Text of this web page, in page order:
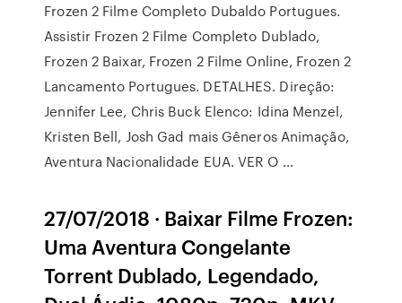
Frozen 2 Filme Completo Dubaldo Portugues.
Assistir Frozen 2 Filme Completo Dublado,
Frozen 2 Baixar, Frozen 2 Filme Online, Frozen 2
Lancamento Portugues. DETALHES. Direção:
Jennifer Lee, Chris Buck Elenco: Idina Menzel,
Kristen Bell, Josh Gad mais Gêneros Animação,
Aventura Nacionalidade EUA. VER O …
27/07/2018 · Baixar Filme Frozen:
Uma Aventura Congelante
Torrent Dublado, Legendado,